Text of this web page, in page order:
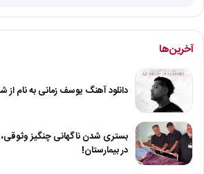
آخرین‌ها
دانلود آهنگ یوسف زمانی به نام از
بستری شدن ناگهانی چنگیز وثوقی،
در بیمارستان!